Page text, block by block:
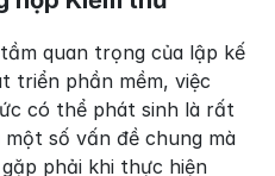
quan trọng của lập kế
triển phần mềm, việc
có thể phát sinh là rất
số vấn đề chung mà